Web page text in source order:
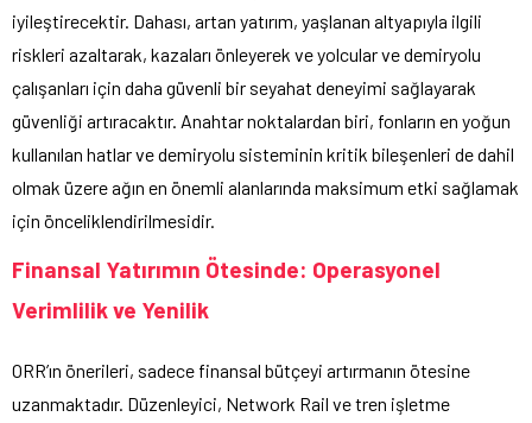
iyileştirecektir. Dahası, artan yatırım, yaşlanan altyapıyla ilgili
riskleri azaltarak, kazaları önleyerek ve yolcular ve demiryolu
çalışanları için daha güvenli bir seyahat deneyimi sağlayarak
güvenliği artıracaktır. Anahtar noktalardan biri, fonların en yoğun
kullanılan hatlar ve demiryolu sisteminin kritik bileşenleri de dahil
olmak üzere ağın en önemli alanlarında maksimum etki sağlamak
için önceliklendirilmesidir.
Finansal Yatırımın Ötesinde: Operasyonel
Verimlilik ve Yenilik
ORR’ın önerileri, sadece finansal bütçeyi artırmanın ötesine
uzanmaktadır. Düzenleyici, Network Rail ve tren işletme